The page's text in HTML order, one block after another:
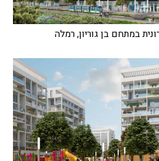
במתחם בן גוריון, רמלה